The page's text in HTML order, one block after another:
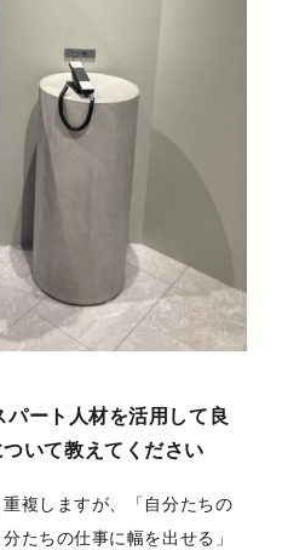
ート人材を活用して良
いて教えてください
複しますが、「自分たちの
たちの仕事に幅を出せる」